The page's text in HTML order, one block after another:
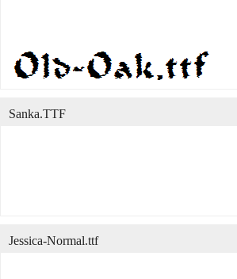
Sanka.TTF
Jessica-Normal.ttf